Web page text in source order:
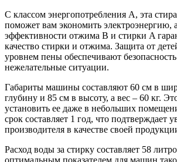
С классом энергопотребления A, эта
поможет вам экономить электроэнергию,
эффективности отжима B и стирки A
качество стирки и отжима. Защита от
уровнем пены обеспечивают
нежелательные ситуации.
Габариты машины составляют 60 см в
глубину и 85 см в высоту, а вес – 60 кг.
установить ее даже в небольших
срок составляет 1 год, что подтверждает
производителя в качестве своей
Расход воды за стирку составляет 58
оптимальным показателем для машин